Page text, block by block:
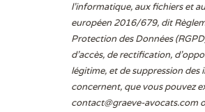
l'informatique, aux fichiers et
européen 2016/679, dit
Protection des Données
d’accès, de rectification,
légitime, et de suppression
concernent, que vous pouvez
contact@graeve-avocats.com